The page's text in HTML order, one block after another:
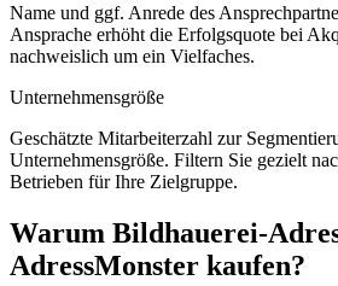
Name und ggf. Anrede des
Ansprache erhöht die Erfolgsquote bei
nachweislich um ein Vielfaches.
Unternehmensgröße
Geschätzte Mitarbeiterzahl zur
Unternehmensgröße. Filtern Sie gezielt
Betrieben für Ihre Zielgruppe.
Warum Bildhauerei-
AdressMonster kaufen?